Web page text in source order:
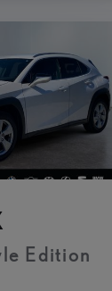
Edition